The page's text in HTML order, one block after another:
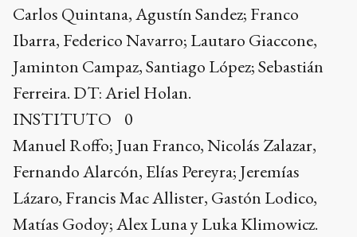
Carlos Quintana, Agustín Sandez; Franco
Ibarra, Federico Navarro; Lautaro Giaccone,
Jaminton Campaz, Santiago López; Sebastián
Ferreira. DT: Ariel Holan.
INSTITUTO 0
Manuel Roffo; Juan Franco, Nicolás Zalazar,
Fernando Alarcón, Elías Pereyra; Jeremías
Lázaro, Francis Mac Allister, Gastón Lodico,
Matías Godoy; Alex Luna y Luka Klimowicz.